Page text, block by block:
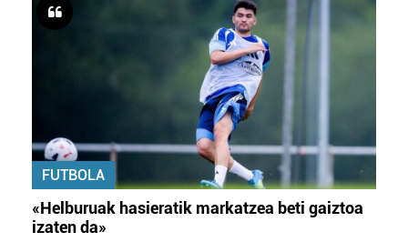
FUTBOLA
«Helburuak hasieratik markatzea beti gaiztoa
izaten da»